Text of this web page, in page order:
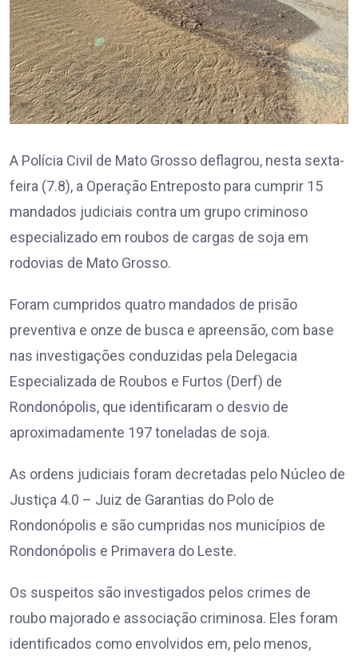
A Polícia Civil de Mato Grosso deflagrou, nesta sexta-
feira (7.8), a Operação Entreposto para cumprir 15
mandados judiciais contra um grupo criminoso
especializado em roubos de cargas de soja em
rodovias de Mato Grosso.
Foram cumpridos quatro mandados de prisão
preventiva e onze de busca e apreensão, com base
nas investigações conduzidas pela Delegacia
Especializada de Roubos e Furtos (Derf) de
Rondonópolis, que identificaram o desvio de
aproximadamente 197 toneladas de soja.
As ordens judiciais foram decretadas pelo Núcleo de
Justiça 4.0 – Juiz de Garantias do Polo de
Rondonópolis e são cumpridas nos municípios de
Rondonópolis e Primavera do Leste.
Os suspeitos são investigados pelos crimes de
roubo majorado e associação criminosa. Eles foram
identificados como envolvidos em, pelo menos,